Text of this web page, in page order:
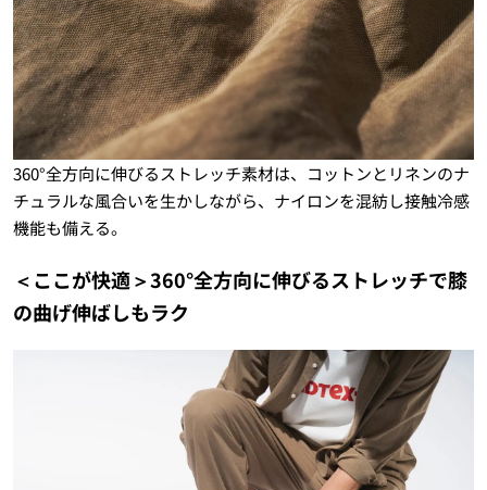
360°全方向に伸びるストレッチ素材は、コットンとリネンのナ
チュラルな風合いを生かしながら、ナイロンを混紡し接触冷感
機能も備える。
＜ここが快適＞360°全方向に伸びるストレッチで膝
の曲げ伸ばしもラク